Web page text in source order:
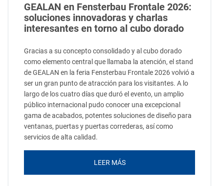
GEALAN en Fensterbau Frontale 2026:
soluciones innovadoras y charlas
interesantes en torno al cubo dorado
Gracias a su concepto consolidado y al cubo dorado
como elemento central que llamaba la atención, el stand
de GEALAN en la feria Fensterbau Frontale 2026 volvió a
ser un gran punto de atracción para los visitantes. A lo
largo de los cuatro días que duró el evento, un amplio
público internacional pudo conocer una excepcional
gama de acabados, potentes soluciones de diseño para
ventanas, puertas y puertas correderas, así como
servicios de alta calidad.
LEER MÁS